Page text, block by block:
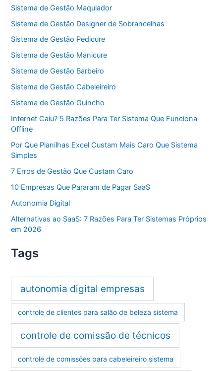
Sistema de Gestão Maquiador
Sistema de Gestão Designer de Sobrancelhas
Sistema de Gestão Pedicure
Sistema de Gestão Manicure
Sistema de Gestão Barbeiro
Sistema de Gestão Cabeleireiro
Sistema de Gestão Guincho
Internet Caiu? 5 Razões Para Ter Sistema Que Funciona
Offline
Por Que Planilhas Excel Custam Mais Caro Que Sistema
Simples
7 Erros de Gestão Que Custam Caro
10 Empresas Que Pararam de Pagar SaaS
Autonomia Digital
Alternativas ao SaaS: 7 Razões Para Ter Sistemas Próprios
em 2026
Tags
autonomia digital empresas
controle de clientes para salão de beleza sistema
controle de comissão de técnicos
controle de comissões para cabeleireiro sistema